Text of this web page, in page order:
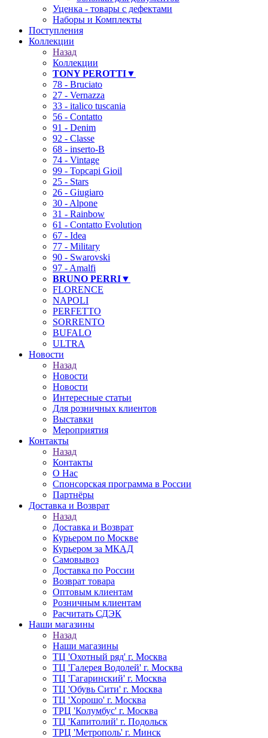
Уценка - товары с дефектами
Наборы и Комплекты
Поступления
Коллекции
Назад
Коллекции
TONY PEROTTI▼
78 - Bruciato
27 - Vernazza
33 - italico tuscania
56 - Contatto
91 - Denim
92 - Classe
68 - inserto-B
74 - Vintage
99 - Topcapi Gioil
25 - Stars
26 - Giugiaro
30 - Alpone
31 - Rainbow
61 - Contatto Evolution
67 - Idea
77 - Military
90 - Swarovski
97 - Amalfi
BRUNO PERRI▼
FLORENCE
NAPOLI
PERFETTO
SORRENTO
BUFALO
ULTRA
Новости
Назад
Новости
Новости
Интересные статьи
Для розничных клиентов
Выставки
Мероприятия
Контакты
Назад
Контакты
О Нас
Спонсорская программа в России
Партнёры
Доставка и Возврат
Назад
Доставка и Возврат
Курьером по Москве
Курьером за МКАД
Самовывоз
Доставка по России
Возврат товара
Оптовым клиентам
Розничным клиентам
Расчитать СДЭК
Наши магазины
Назад
Наши магазины
ТЦ 'Охотный ряд' г. Москва
ТЦ 'Галерея Водолей' г. Москва
ТЦ 'Гагаринский' г. Москва
ТЦ 'Обувь Сити' г. Москва
ТЦ 'Хорошо' г. Москва
ТРЦ 'Колумбус' г. Москва
ТЦ 'Капитолий' г. Подольск
ТРЦ 'Метрополь' г. Минск